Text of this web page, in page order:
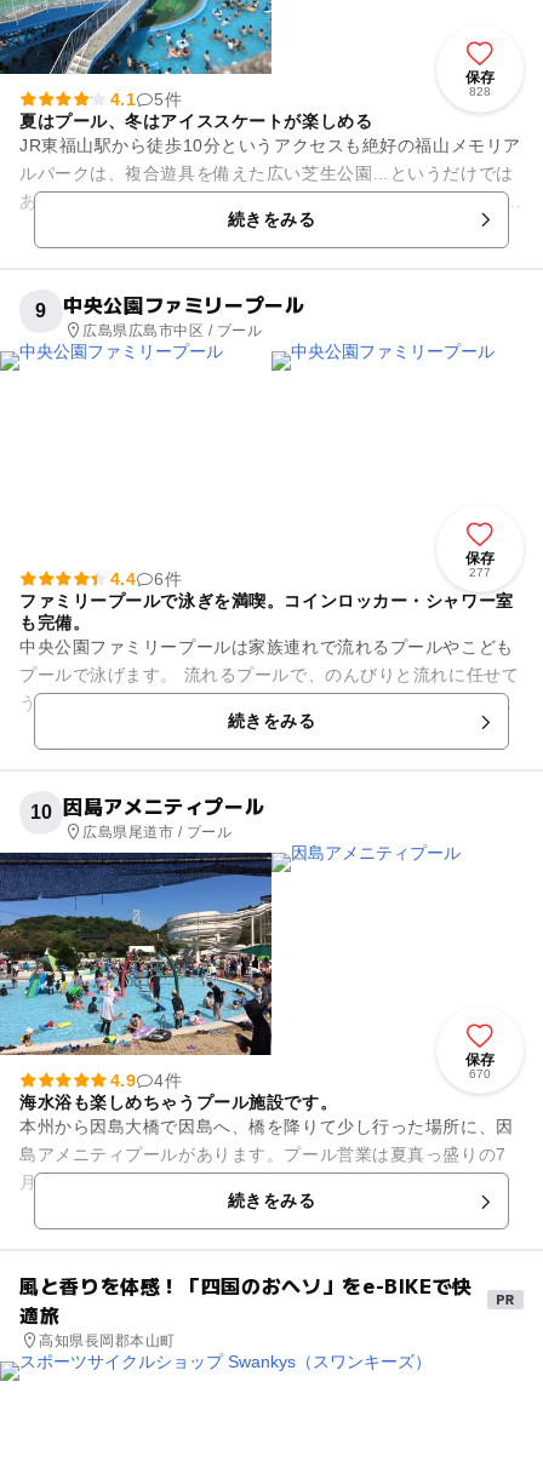
保存
828
4.1
5件
夏はプール、冬はアイススケートが楽しめる
JR東福山駅から徒歩10分というアクセスも絶好の福山メモリア
ルパークは、複合遊具を備えた広い芝生公園…というだけでは
ありません！ 園内にはゴーカートやボールプール、47種類の小
続きをみる
9 中央公園ファミリープール
広島県広島市中区 / プール
保存
277
4.4
6件
ファミリープールで泳ぎを満喫。コインロッカー・シャワー室
も完備。
中央公園ファミリープールは家族連れで流れるプールやこども
プールで泳げます。 流れるプールで、のんびりと流れに任せて
うきわですいすい泳いだり、小さなお子様には水深の浅いこど
もプールで自由に泳いだ...続きをみる
10 因島アメニティプール
広島県尾道市 / プール
保存
670
4.9
4件
海水浴も楽しめちゃうプール施設です。
本州から因島大橋で因島へ、橋を降りて少し行った場所に、因
島アメニティプールがあります。プール営業は夏真っ盛りの7
月中旬から8月下旬まで。夏休みを遊びつくしちゃいましょ
う！ 料金も安価なので何度...続きをみる
風と香りを体感！「四国のおヘソ」をe-BIKEで快
適旅
高知県長岡郡本山町